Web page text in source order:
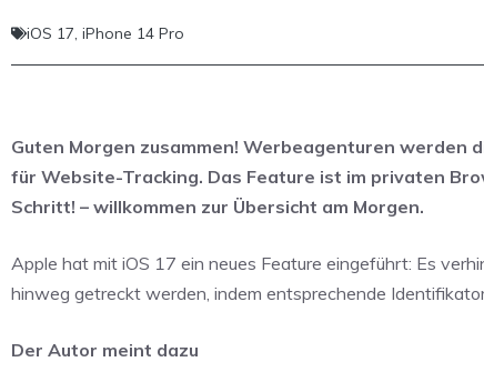
iOS 17 iPhone 14 Pro
Guten Morgen zusammen! Werbeagenturen werden
für Website-Tracking. Das Feature ist im privaten
Schritt! – willkommen zur Übersicht am Morgen.
Apple hat mit iOS 17 ein neues Feature eingeführt: Es
hinweg getreckt werden, indem entsprechende
Der Autor meint dazu